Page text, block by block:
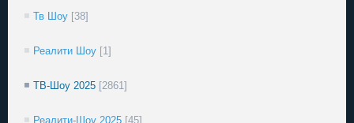
Тв Шоу [38]
Реалити Шоу [1]
ТВ-Шоу 2025 [2861]
Реалити-Шоу 2025 [45]